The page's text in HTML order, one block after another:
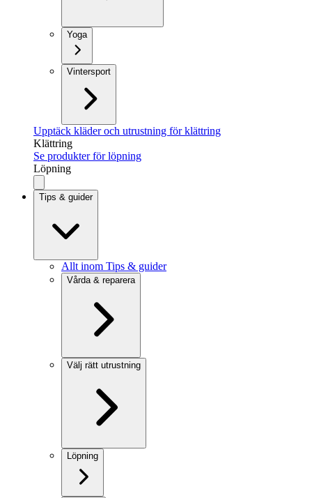
Yoga
Vintersport
Upptäck kläder och utrustning för klättring
Klättring
Se produkter för löpning
Löpning
Tips & guider
Allt inom Tips & guider
Vårda & reparera
Välj rätt utrustning
Löpning